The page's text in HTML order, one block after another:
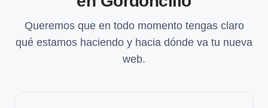
Queremos que en todo momento tengas claro
qué estamos haciendo y hacia dónde va tu nueva
web.